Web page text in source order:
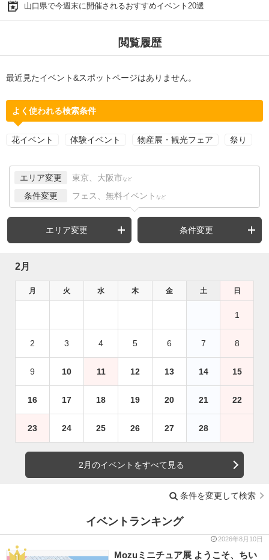
山口県で今週末に開催されるおすすめイベント20選
閲覧履歴
最近見たイベント&スポットページはありません。
よく使われる検索条件
花イベント 体験イベント 物産展・観光フェア 祭り
エリア変更 東京、大阪市 など
条件変更 フェス、無料イベント など
エリア変更 条件変更
2月
月 火 水 木 金 土 日
1
2 3 4 5 6 7 8
9 10 11 12 13 14 15
16 17 18 19 20 21 22
23 24 25 26 27 28
2月のイベントをすべて見る
条件を変更して検索
イベントランキング
2026年8月10日
Mozuミニチュア展 ようこそ、ちい